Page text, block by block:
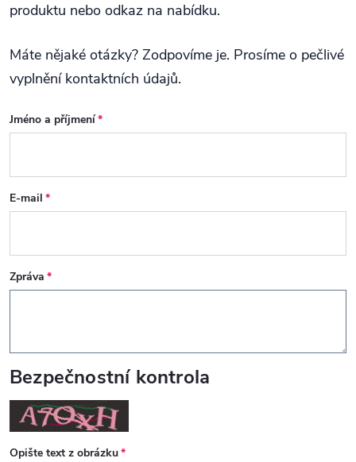
produktu nebo odkaz na nabídku.
Máte nějaké otázky? Zodpovíme je. Prosíme o pečlivé
vyplnění kontaktních údajů.
Jméno a příjmení
E-mail
Zpráva
Bezpečnostní kontrola
Opište text z obrázku